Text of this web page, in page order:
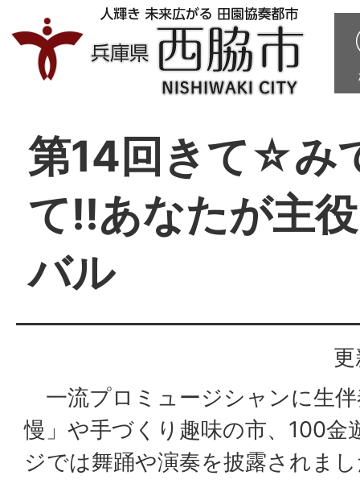
第14回きて☆み
て!!あなたが主
バル
一流プロミュージシャンに生
慢」や手づくり趣味の市、100金
ジでは舞踊や演奏を披露されま